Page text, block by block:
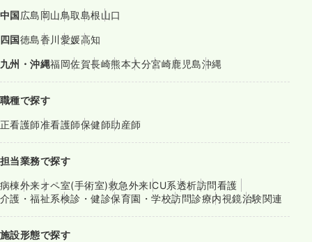
中国広島岡山鳥取島根山口
四国徳島香川愛媛高知
九州・沖縄福岡佐賀長崎熊本大分宮崎鹿児島沖縄
職種で探す
正看護師准看護師保健師助産師
担当業務で探す
病棟外来オペ室(手術室)救急外来ICU系透析訪問看護
介護・福祉系検診・健診保育園・学校訪問診療内視鏡治験関連
施設形態で探す